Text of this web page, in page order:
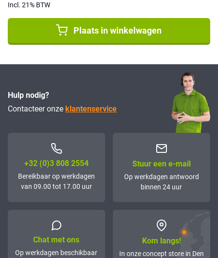
Incl. 21% BTW
Plaats in winkelwagen
Hulp nodig?
Contacteer onze klantenservice
+32 (0)3 808 2554
Bereikbaar op werkdagen
van 09.00 tot 17.00 uur
Stuur een e-mail
Op werkdagen antwoord
binnen 24 uur
Chat met ons
Op werkdagen beschikbaar
Kom langs!
In onze concept store in Den